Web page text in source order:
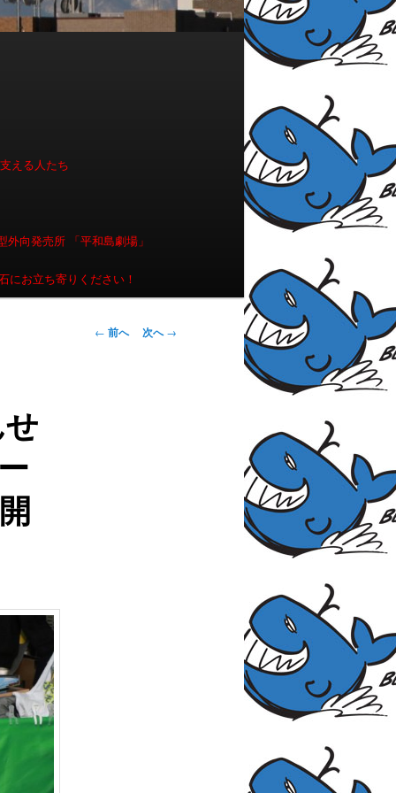
える人たち
外向発売所 「平和島劇場」
にお立ち寄りください！
投稿ナビゲー
← 前へ 次へ→